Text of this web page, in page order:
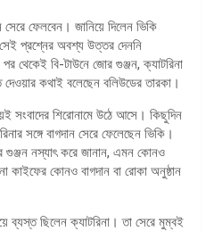
ফেলবেন। জানিয়ে দিলেন ভিকি
প্রশ্নের অবশ্য উত্তর দেননি
থেকেই বি-টাউনে জোর গুঞ্জন, ক্যাটরিনা
দেওয়ার কথাই বলেছেন বলিউডের তারকা।
সংবাদের শিরোনামে উঠে আসে। কিছুদিন
সঙ্গে বাগদান সেরে ফেলেছেন ভিকি।
নস্যাৎ করে জানান, এমন কোনও
কাইফের কোনও বাগদান বা রোকা অনুষ্ঠান
ব্যস্ত ছিলেন ক্যাটরিনা। তা সেরে মুম্বই